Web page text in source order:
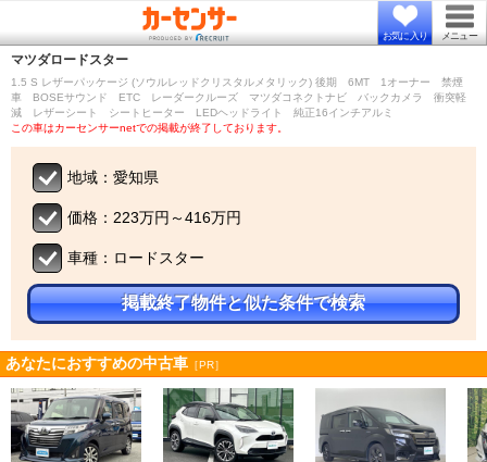
お気に入り メニュー
マツダロードスター
1.5 S レザーパッケージ (ソウルレッドクリスタルメタリック) 後期 6MT 1オーナー 禁煙
車 BOSEサウンド ETC レーダークルーズ マツダコネクトナビ バックカメラ 衝突軽
減 レザーシート シートヒーター LEDヘッドライト 純正16インチアルミ
この車はカーセンサーnetでの掲載が終了しております。
地域：愛知県
価格：223万円～416万円
車種：ロードスター
掲載終了物件と似た条件で検索
あなたにおすすめの中古車 ［PR］